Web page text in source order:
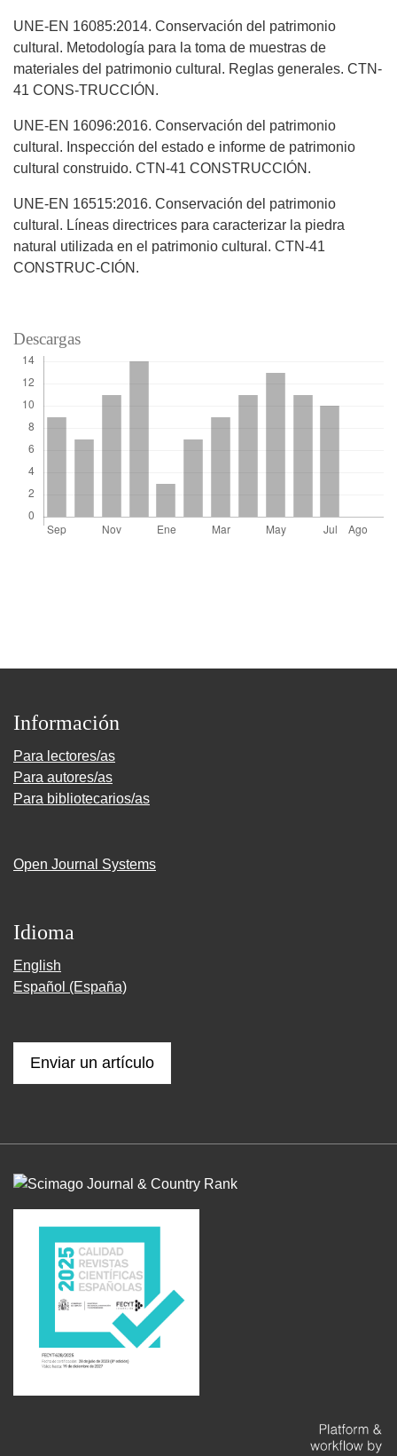
UNE-EN 16085:2014. Conservación del patrimonio
cultural. Metodología para la toma de muestras de
materiales del patrimonio cultural. Reglas generales. CTN-
41 CONS-TRUCCIÓN.
UNE-EN 16096:2016. Conservación del patrimonio
cultural. Inspección del estado e informe de patrimonio
cultural construido. CTN-41 CONSTRUCCIÓN.
UNE-EN 16515:2016. Conservación del patrimonio
cultural. Líneas directrices para caracterizar la piedra
natural utilizada en el patrimonio cultural. CTN-41
CONSTRUC-CIÓN.
Descargas
Información
Para lectores/as
Para autores/as
Para bibliotecarios/as
Open Journal Systems
Idioma
English
Español (España)
Enviar un artículo